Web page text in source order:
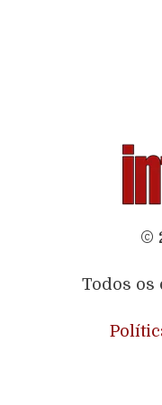
©
Todos os